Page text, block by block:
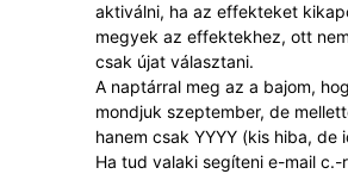
aktiválni, ha az effekteket
megyek az effektekhez, ott
csak újat választani.
A naptárral meg az a bajom,
mondjuk szeptember, de
hanem csak YYYY (kis hiba, de
Ha tud valaki segíteni e-mail c.-